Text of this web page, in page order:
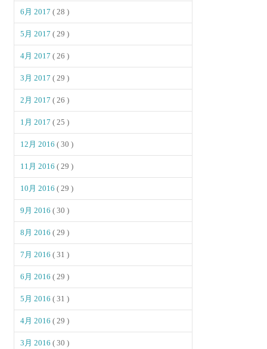
6月 2017( 28 )
5月 2017( 29 )
4月 2017( 26 )
3月 2017( 29 )
2月 2017( 26 )
1月 2017( 25 )
12月 2016( 30 )
11月 2016( 29 )
10月 2016( 29 )
9月 2016( 30 )
8月 2016( 29 )
7月 2016( 31 )
6月 2016( 29 )
5月 2016( 31 )
4月 2016( 29 )
3月 2016( 30 )